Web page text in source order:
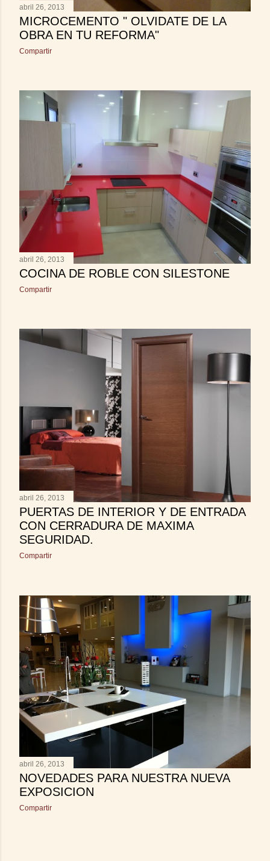
abril 26, 2013
MICROCEMENTO " OLVIDATE DE LA
OBRA EN TU REFORMA"
Compartir
abril 26, 2013
COCINA DE ROBLE CON SILESTONE
Compartir
abril 26, 2013
PUERTAS DE INTERIOR Y DE ENTRADA
CON CERRADURA DE MAXIMA
SEGURIDAD.
Compartir
abril 26, 2013
NOVEDADES PARA NUESTRA NUEVA
EXPOSICION
Compartir